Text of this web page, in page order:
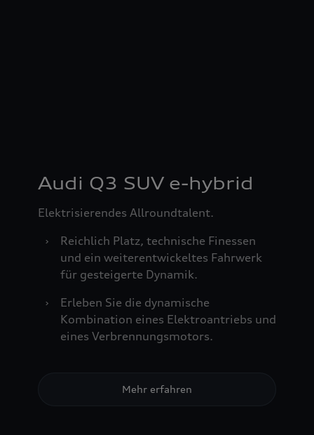
Audi Q3 SUV e-hybrid
Elektrisierendes Allroundtalent.
›
Reichlich Platz, technische Finessen
und ein weiterentwickeltes Fahrwerk
für gesteigerte Dynamik.
›
Erleben Sie die dynamische
Kombination eines Elektroantriebs und
eines Verbrennungsmotors.
Mehr erfahren